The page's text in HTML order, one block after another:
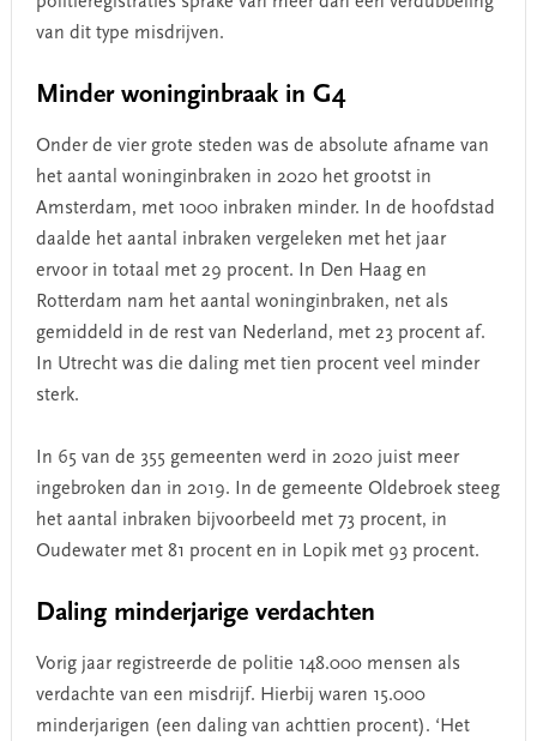
van dit type misdrijven.
Minder woninginbraak in G4
Onder de vier grote steden was de absolute afname van
het aantal woninginbraken in 2020 het grootst in
Amsterdam, met 1000 inbraken minder. In de hoofdstad
daalde het aantal inbraken vergeleken met het jaar
ervoor in totaal met 29 procent. In Den Haag en
Rotterdam nam het aantal woninginbraken, net als
gemiddeld in de rest van Nederland, met 23 procent af.
In Utrecht was die daling met tien procent veel minder
sterk.
In 65 van de 355 gemeenten werd in 2020 juist meer
ingebroken dan in 2019. In de gemeente Oldebroek steeg
het aantal inbraken bijvoorbeeld met 73 procent, in
Oudewater met 81 procent en in Lopik met 93 procent.
Daling minderjarige verdachten
Vorig jaar registreerde de politie 148.000 mensen als
verdachte van een misdrijf. Hierbij waren 15.000
minderjarigen (een daling van achttien procent). ‘Het